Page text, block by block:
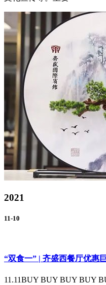
2021
11-10
“双食一” | 齐盛西餐厅优惠
11.11BUY BUY BUY BUY